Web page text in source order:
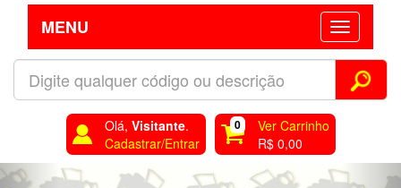
MENU
Olá, Visitante.
Cadastrar/Entrar
0
Ver Carrinho
R$ 0,00
Previous